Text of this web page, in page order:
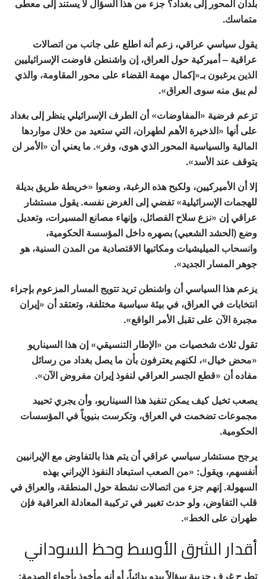
بلدان المحور إلى بغداد؟ جزء من هذا السؤال لا يستند إلى معطى
متماسك.
يقول سياسي عراقي، زعم أنه اطلع على جانب من اتصالات
عراقية – أميركية حول العراق، إن واشنطن فاوضت الإسرائيليين
الذين يرغبون بـ«إكمال مهمة القضاء على محور المقاومة، والذي
لم يبق منه سوى العراق».
تزعم فرضية «المفاوضات» أن الطرف الإسرائيلي ينظر إلى بغداد
على أنها «الذخيرة الأهم لطهران، التي ستعيد من خلال مواردها
المالية والسياسية المحور الذي هوى، وفر». ما يعني أن «الأمر لن
يتوقف عند الأسد».
إلا أن الأميركيين، ولكبح هذه الرغبة، وضعوا «خريطة طريق بديلة
للهجمات الإسرائيلية» تفضي إلى الغرض نفسه. يقول مستشار
عراقي إن «نزع سلاح الفصائل، وإنهاء مصانع المسيرات، وتعديل
وضع (الحشد الشعبي) بصهره داخل المؤسسة الحكومية،
وانسحاب الميليشيات ومكاتبها الاقتصادية من المدن السنية، هو
جوهر المسار الجديد».
يزعم هذا السياسي أن واشنطن تريد تتويج المسار المزعوم بإجراء
انتخابات في العراق، في بيئة سياسية مختلفة، وتعتقد أن «إيران
مجبرة الآن على تقبل الأمر الواقع».
تقول ثلاث شخصيات من «الإطار التنسيقي» إن هذا السيناريو
«محض خيال»، لكنهم يعترفون بأن ما يصل بغداد من رسائل
مفاده أن «قطع الجسر العراقي لنفوذ إيران مفروض الآن».
يصعب تخيل كيف يمكن تنفيذ هذا السيناريو، وأن يجري تحييد
مجموعات تضخمت في العراق، وتكرست بنيوياً في المؤسسات
الحكومية.
يرجح مستشار سياسي عراقي أن يتم هذا بالتفاوض مع الإيرانيين
أنفسهم، ويقول: «من الصعب استبعاد النفوذ الإيراني بهذه
السهولة. إنهم جزء من اتصالات نشطة حول المنطقة، والعراق في
قلب التفاوض، ولو حدث تغيير في تركيبة المعادلة العراقية فإن
طهران على الخط».
أقدار الشرق الأوسط وحظ السوداني
تطرح غرف حزبية سؤالاً يبدو بدائياً، أو أنه مأخوذ بأجواء الصدمة: